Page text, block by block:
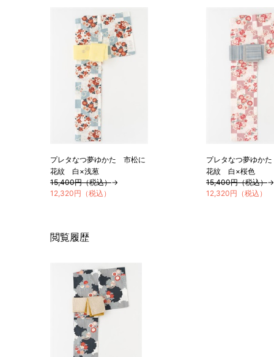
プレタなつ夢ゆかた 市松に
花紋 白×浅葱
15,400円（税込）→
12,320円（税込）
プレタなつ夢ゆか
花紋 白×桜色
15,400円（税込）→
12,320円（税込）
閲覧履歴